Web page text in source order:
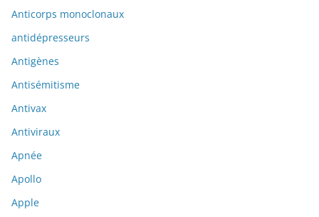
Anticorps monoclonaux
antidépresseurs
Antigènes
Antisémitisme
Antivax
Antiviraux
Apnée
Apollo
Apple